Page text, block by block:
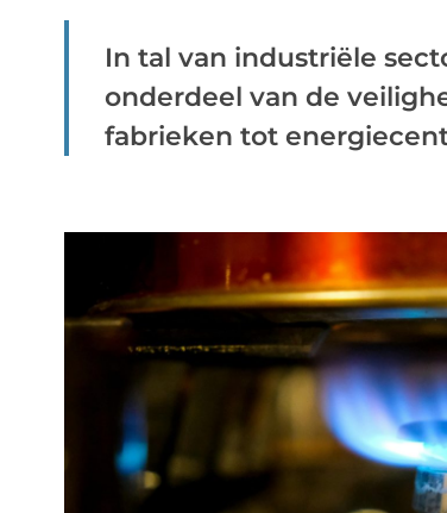
In tal van industriële
onderdeel van de
fabrieken tot